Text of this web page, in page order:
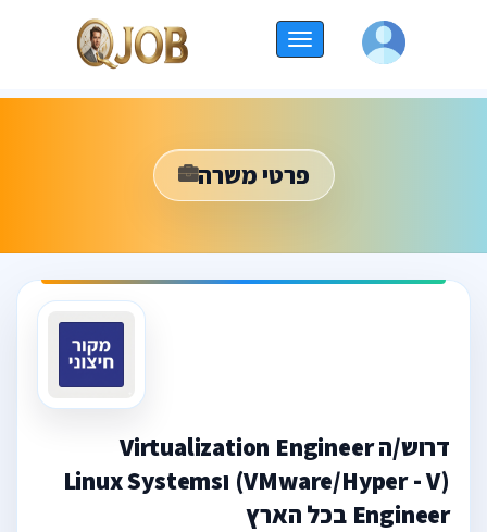
החלף
ניווט
פרטי משרה
דרוש/ה Virtualization Engineer
(VMware/Hyper - V) וLinux Systems
Engineer בכל הארץ